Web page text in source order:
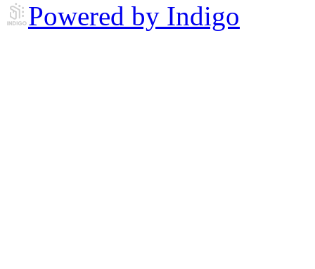
Powered by Indigo